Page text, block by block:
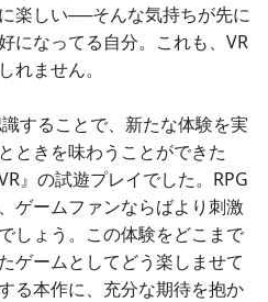
楽しい──そんな気持ちが先に
になってる自分。これも、VR
れません。
することで、新たな体験を実
ときを味わうことができた
』の試遊プレイでした。RPG
ゲームファンならばより刺激
しょう。この体験をどこまで
ゲームとしてどう楽しませて
る本作に、充分な期待を抱か